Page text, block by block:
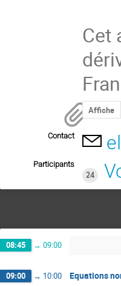
Cet
Affiche
Contact
Participants
24
08:45 → 09:00
09:00 → 10:00 Equations